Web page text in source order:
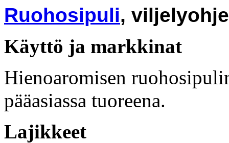
Ruohosipuli,
Käyttö ja markkinat
Hienoaromisen
pääasiassa tuoreena.
Lajikkeet